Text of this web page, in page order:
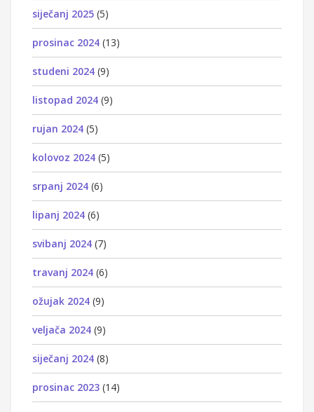
siječanj 2025 (5)
prosinac 2024 (13)
studeni 2024 (9)
listopad 2024 (9)
rujan 2024 (5)
kolovoz 2024 (5)
srpanj 2024 (6)
lipanj 2024 (6)
svibanj 2024 (7)
travanj 2024 (6)
ožujak 2024 (9)
veljača 2024 (9)
siječanj 2024 (8)
prosinac 2023 (14)